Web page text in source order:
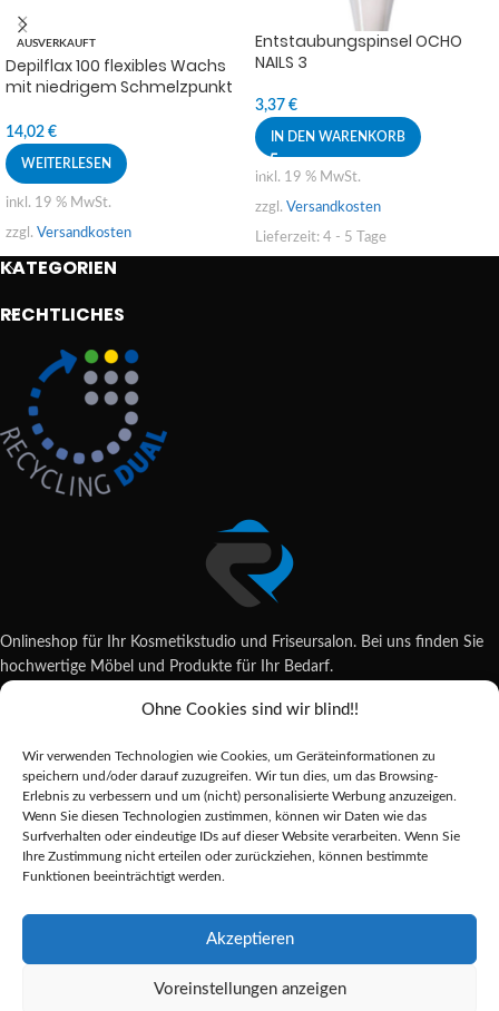
Ohne Cookies sind wir blind!!
Wir verwenden Technologien wie Cookies, um Geräteinformationen zu
speichern und/oder darauf zuzugreifen. Wir tun dies, um das Browsing-
Erlebnis zu verbessern und um (nicht) personalisierte Werbung anzuzeigen.
Wenn Sie diesen Technologien zustimmen, können wir Daten wie das
Surfverhalten oder eindeutige IDs auf dieser Website verarbeiten. Wenn Sie
Ihre Zustimmung nicht erteilen oder zurückziehen, können bestimmte
Funktionen beeinträchtigt werden.
Akzeptieren
Voreinstellungen anzeigen
AUSVERKAUFT
Depilflax 100 flexibles Wachs
mit niedrigem Schmelzpunkt
14,02 €
WEITERLESEN
inkl. 19 % MwSt.
zzgl. Versandkosten
Entstaubungspinsel OCHO
NAILS 3
3,37 €
IN DEN WARENKORB
inkl. 19 % MwSt.
zzgl. Versandkosten
Lieferzeit: 4 - 5 Tage
KATEGORIEN
RECHTLICHES
Onlineshop für Ihr Kosmetikstudio und Friseursalon. Bei uns finden Sie
hochwertige Möbel und Produkte für Ihr Bedarf.
Wildsachsener Str. 6, 65207 Wiesbaden
shop@reda-shop.de
REDA SHOP - Hochwertige Studio Ausstattung
2025.
Alle Preise inkl. der gesetzlichen MwSt.
Die durchgestrichenen Preise entsprechen dem bisherigen Preis in diesem
Online-Shop.